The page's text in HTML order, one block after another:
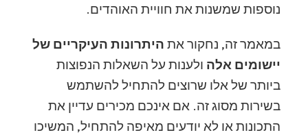
נוספות שמשנות את חוויית האוהדים.
במאמר זה, נחקור את היתרונות העיקריים של
יישומים אלה ולענות על השאלות הנפוצות
ביותר של אלו שרוצים להתחיל להשתמש
בשירות מסוג זה. אם אינכם מכירים עדיין את
התכונות או לא יודעים מאיפה להתחיל, המשיכו